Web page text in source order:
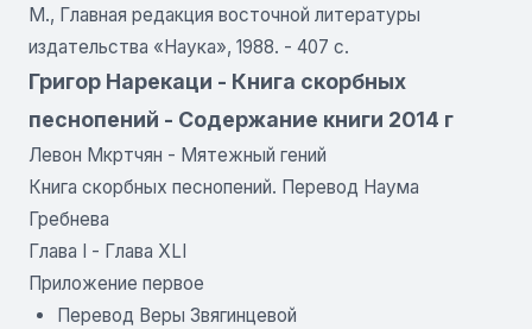
М., Главная редакция восточной литературы
издательства «Наука», 1988. - 407 с.
Григор Нарекаци - Книга скорбных
песнопений - Содержание книги 2014 г
Левон Мкртчян - Мятежный гений
Книга скорбных песнопений. Перевод Наума
Гребнева
Глава I - Глава XLI
Приложение первое
Перевод Веры Звягинцевой